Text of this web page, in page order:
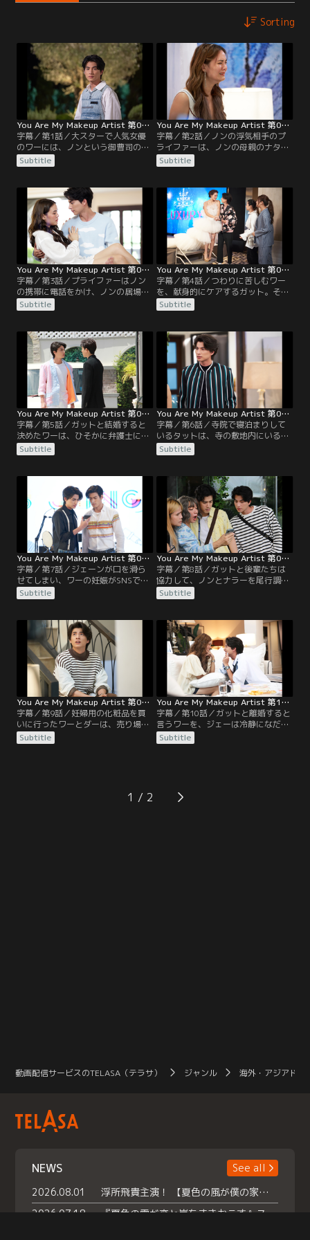
Sorting
You Are My Makeup Artist 第01話／字幕
字幕／第1話／大スターで人気女優
のワーには、ノンという御曹司の婚
約者がいたが、ある日ノンが浮気を
していたことが発覚する。ワーの専
ガットは、そんなワーをそばで支え
続けていた。しかし、ある晩お酒に
酔ったワーに関係を迫られ…？
Subtitle
You Are My Makeup Artist 第02話／字幕
字幕／第2話／ノンの浮気相手のプ
ライファーは、ノンの母親のナタポ
ンが経営する会社に押しかける。2
か月後、ワーの体調に変化があり、
をかける。連絡を受けたガットは、
産婦人科医のジェーに妊娠の兆候と
確認方法について尋ねに行く。
Subtitle
You Are My Makeup Artist 第03話／字幕
字幕／第3話／プライファーはノン
の携帯に電話をかけ、ノンの居場所
を探る。予期せぬ妊娠がショックな
ワーは、ガットに当たり散らす。リ
娠を知って大騒ぎになる。そして彼
らの会話を外で盗み聞きしていたワ
ーは、衝撃的な事実を知る。
Subtitle
You Are My Makeup Artist 第04話／字幕
字幕／第4話／つわりに苦しむワー
を、献身的にケアするガット。そん
な中、ワーの従姉であるジェーンが
主催するイベントが開かれる。会場
も来ていた。母親の代理として来た
ノンは、ジェーンの協力を得て大胆
なサプライズを実行する。
Subtitle
You Are My Makeup Artist 第05話／字幕
字幕／第5話／ガットと結婚すると
決めたワーは、ひそかに弁護士に連
絡する。ガットは結婚式の準備をラ
ンやリン、デザイナーのジャックに
ージャーのダーにも、妊娠と結婚に
ついて正直に話す。寝耳に水の話を
聞かされたダーの反応は…？
Subtitle
You Are My Makeup Artist 第06話／字幕
字幕／第6話／寺院で寝泊まりして
いるタットは、寺の敷地内にいると
ころをランに見つかってしまう。ノ
ンは弁護士から、ガットの元恋人ナ
世間の臆測を防ぐために、自身の動
画チャンネルでワーとの結婚式の動
画を配信することにする。
Subtitle
You Are My Makeup Artist 第07話／字幕
字幕／第7話／ジェーンが口を滑ら
せてしまい、ワーの妊娠がSNSで暴
露されて大騒動になる。ガットの友
人のティーは、外出先で偶然ノンと
ける。そんな中、ガットの仕事現場
にナラーが現れる。ガットにまとわ
りつくナラーの狙いとは…？
Subtitle
You Are My Makeup Artist 第08話／字幕
字幕／第8話／ガットと後輩たちは
協力して、ノンとナラーを尾行調査
する。家に戻ったノンは、ナタポン
と言い争って家を飛び出す。後を追
は暴力を振るって転倒させてしま
う。その後、ワーの家にやって来た
ナラーを、ワーは招き入れる。
Subtitle
You Are My Makeup Artist 第09話／字幕
字幕／第9話／妊婦用の化粧品を買
いに行ったワーとダーは、売り場で
ジャックを見かける。ティーとガッ
トは、ドラマ撮影の仕事で同室に泊
Subtitle
You Are My Makeup Artist 第10話／字幕
字幕／第10話／ガットと離婚すると
言うワーを、ジェーは冷静になだめ
る。一方、1人きりで落ち込んでい
たガットの元に、ジャックとティー
果たして映っていたのは…？
Subtitle
1
動画配信サービスのTELASA（テラサ） ジャンル 海外・アジアドラ
NEWS
See all
2026.08.01
浮所飛貴主演！ 【夏色の風が僕の家にやってきた】 本日よりテラサで独占配信スタート！
2026.07.18
『夏色の雲が恋と嵐をまきおこす』スペシャルメイキング 【Part1】2026年７月18日（土）23時30分～配信スタート！話題のシーンの裏側を大公開！豪華キャスト大集合！ 『武宮家 真夏の家族会議』開催！